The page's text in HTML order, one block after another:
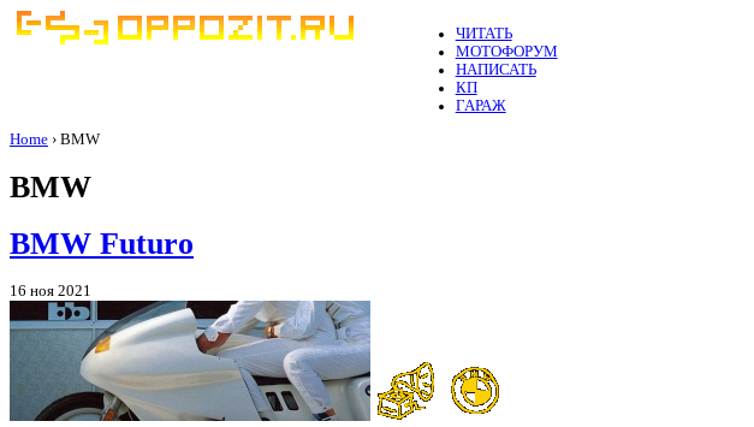
ЧИТАТЬ
МОТОФОРУМ
НАПИСАТЬ
КП
ГАРАЖ
Home › BMW
BMW
BMW Futuro
16 ноя 2021